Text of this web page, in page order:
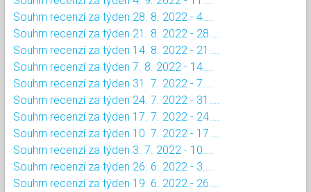
Souhrn recenzí za týden 28. 8. 2022 - 4....
Souhrn recenzí za týden 21. 8. 2022 - 28....
Souhrn recenzí za týden 14. 8. 2022 - 21....
Souhrn recenzí za týden 7. 8. 2022 - 14....
Souhrn recenzí za týden 31. 7. 2022 - 7....
Souhrn recenzí za týden 24. 7. 2022 - 31....
Souhrn recenzí za týden 17. 7. 2022 - 24....
Souhrn recenzí za týden 10. 7. 2022 - 17....
Souhrn recenzí za týden 3. 7. 2022 - 10....
Souhrn recenzí za týden 26. 6. 2022 - 3....
Souhrn recenzí za týden 19. 6. 2022 - 26....